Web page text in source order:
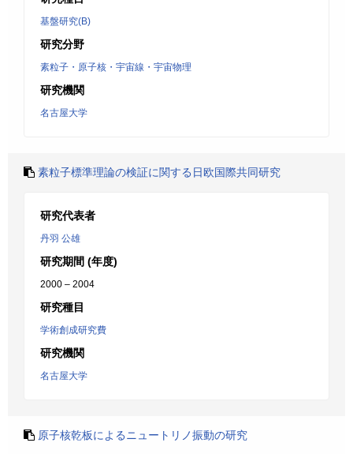
基盤研究(B)
研究分野
素粒子・原子核・宇宙線・宇宙物理
研究機関
名古屋大学
素粒子標準理論の検証に関する日欧国際共同研究
研究代表者
丹羽 公雄
研究期間 (年度)
2000 – 2004
研究種目
学術創成研究費
研究機関
名古屋大学
原子核乾板によるニュートリノ振動の研究